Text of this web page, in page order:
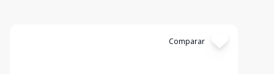
Comparar